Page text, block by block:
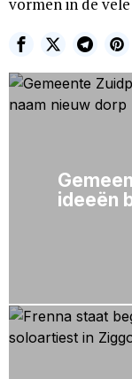
ideeën